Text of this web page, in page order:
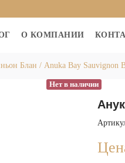
О КОМПАНИИ
Блан / Anuka Bay Sauvignon
Нет в наличии